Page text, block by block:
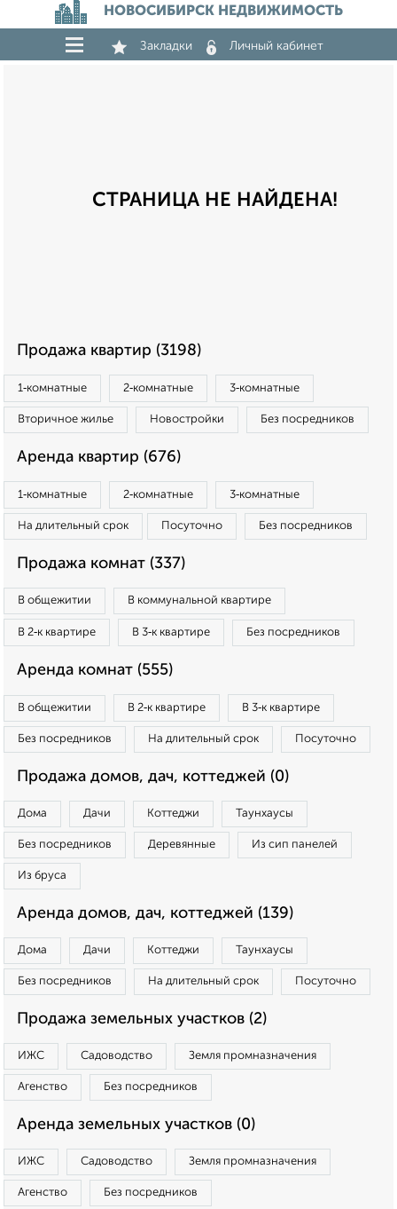
НОВОСИБИРСК НЕДВИЖИМОСТЬ
Закладки Личный кабинет
СТРАНИЦА НЕ НАЙДЕНА!
Продажа квартир (3198)
1‑комнатные 2‑комнатные 3‑комнатные
Вторичное жилье Новостройки Без посредников
Аренда квартир (676)
1‑комнатные 2‑комнатные 3‑комнатные
На длительный срок Посуточно Без посредников
Продажа комнат (337)
В общежитии В коммунальной квартире
В 2‑к квартире В 3‑к квартире Без посредников
Аренда комнат (555)
В общежитии В 2‑к квартире В 3‑к квартире
Без посредников На длительный срок Посуточно
Продажа домов, дач, коттеджей (0)
Дома Дачи Коттеджи Таунхаусы
Без посредников Деревянные Из сип панелей
Из бруса
Аренда домов, дач, коттеджей (139)
Дома Дачи Коттеджи Таунхаусы
Без посредников На длительный срок Посуточно
Продажа земельных участков (2)
ИЖС Садоводство Земля промназначения
Агенство Без посредников
Аренда земельных участков (0)
ИЖС Садоводство Земля промназначения
Агенство Без посредников